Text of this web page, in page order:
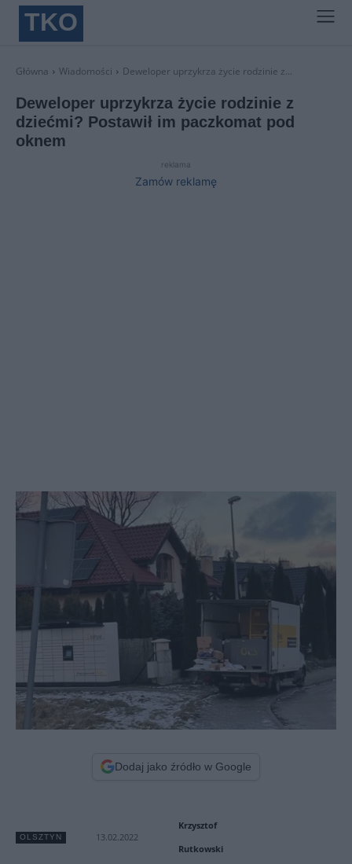
TKO
Główna Wiadomości Deweloper uprzykrza życie rodzinie z...
Deweloper uprzykrza życie rodzinie z
dziećmi? Postawił im paczkomat pod
oknem
reklama
Zamów reklamę
Dodaj jako źródło w Google
OLSZTYN 13.02.2022
Krzysztof
Rutkowski